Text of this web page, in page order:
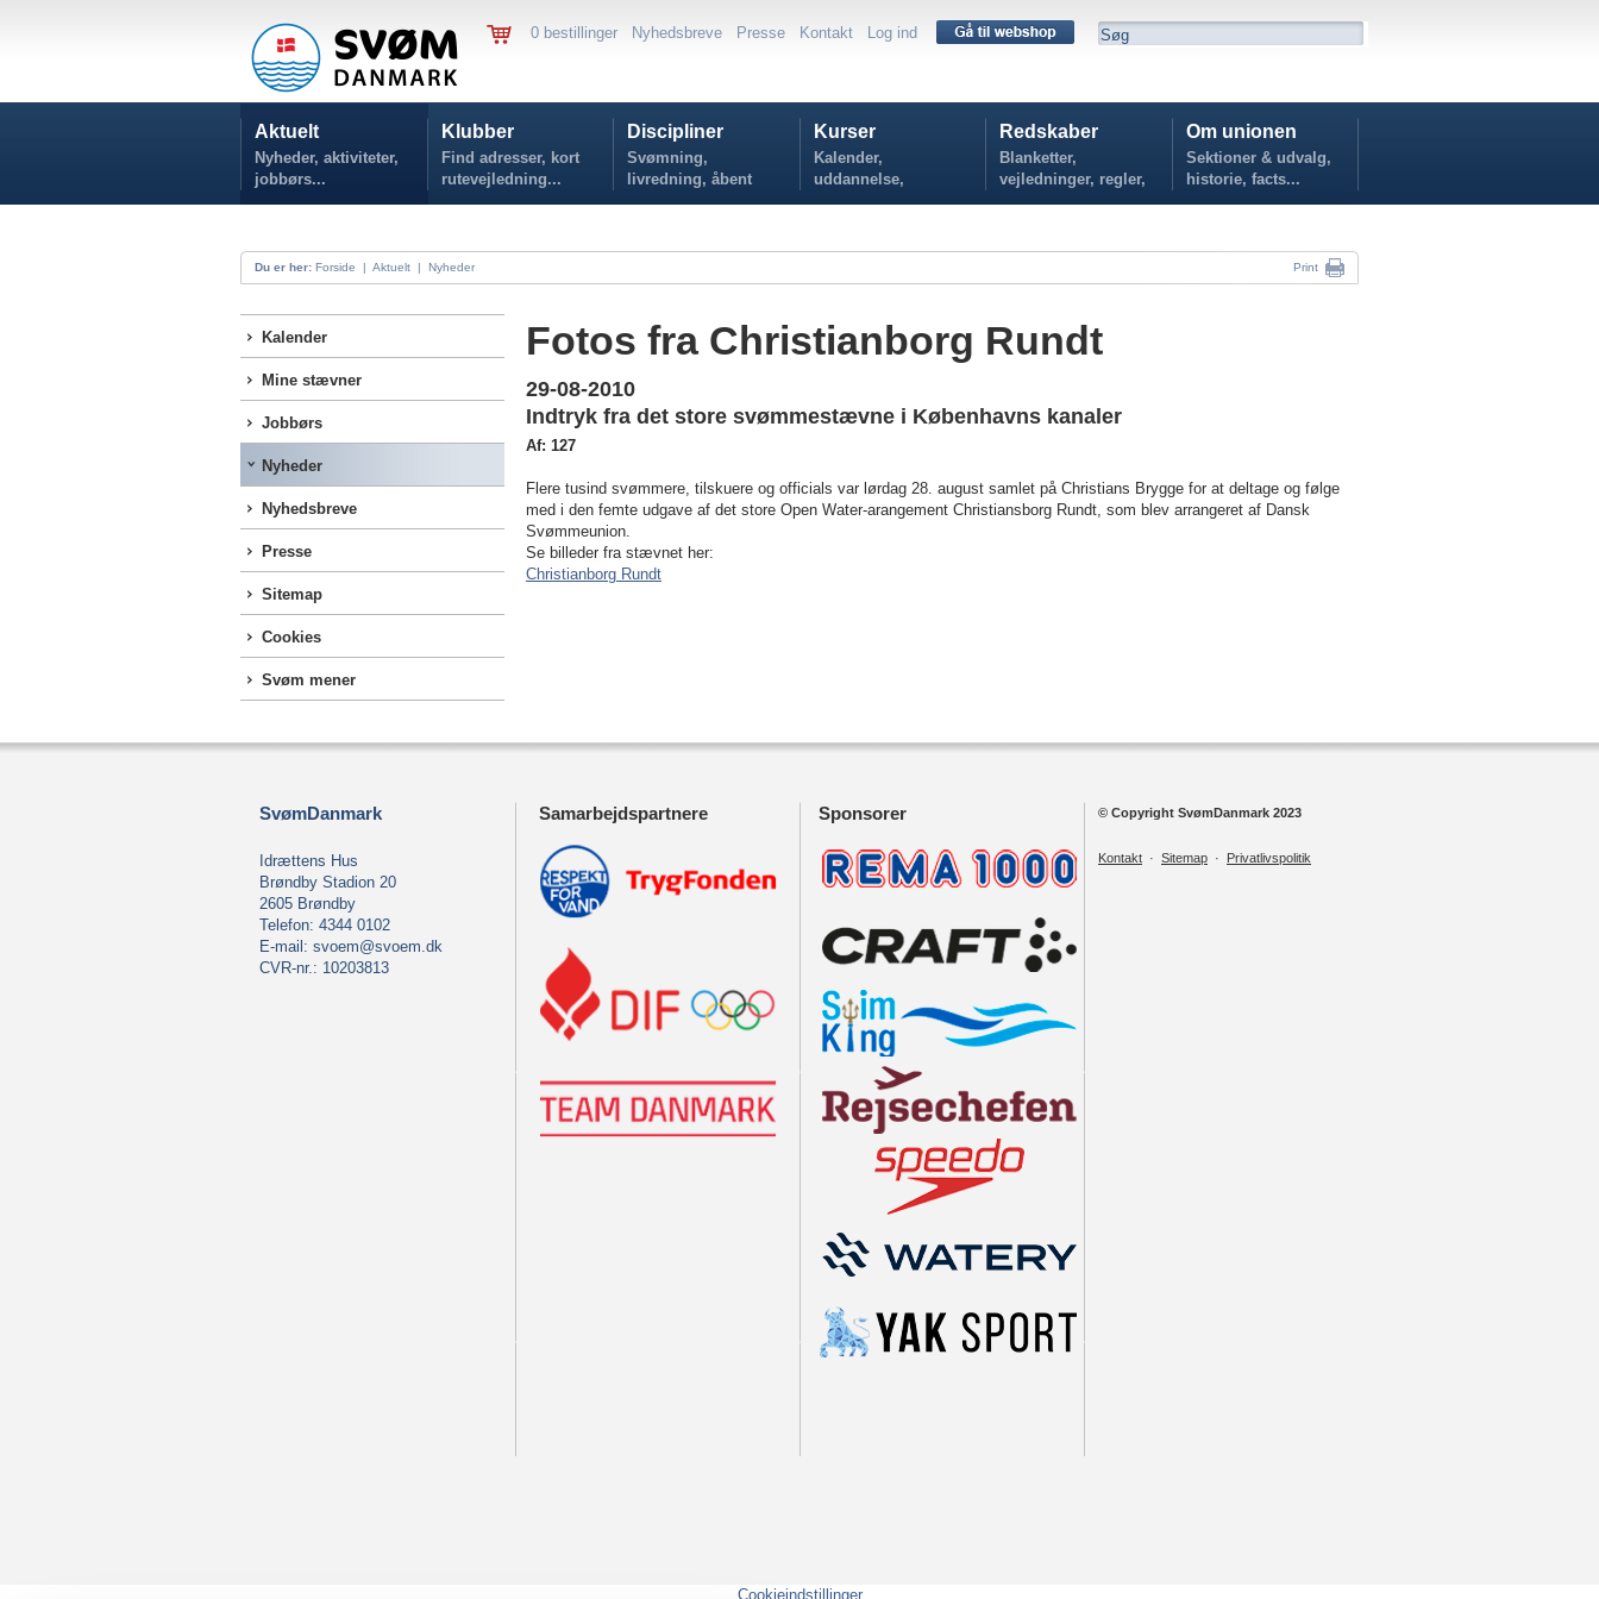
0 bestillinger Nyhedsbreve Presse Kontakt Log ind
Aktuelt
Nyheder, aktiviteter,
jobbørs...
Klubber
Find adresser, kort
rutevejledning...
Discipliner
Svømning,
livredning, åbent
vand...
Kurser
Kalender,
uddannelse,
tilmelding...
Redskaber
Blanketter,
vejledninger, regler,
politikker...
Om unionen
Sektioner & udvalg,
historie, facts...
Du er her: Forside | Aktuelt | Nyheder Print
Kalender
Mine stævner
Jobbørs
Nyheder
Nyhedsbreve
Presse
Sitemap
Cookies
Svøm mener
Fotos fra Christianborg Rundt
29-08-2010
Indtryk fra det store svømmestævne i Københavns kanaler
Af: 127
Flere tusind svømmere, tilskuere og officials var lørdag 28. august samlet på Christians Brygge for at deltage og følge
med i den femte udgave af det store Open Water-arangement Christiansborg Rundt, som blev arrangeret af Dansk
Svømmeunion.
Se billeder fra stævnet her:
Christianborg Rundt
SvømDanmark
Idrættens Hus
Brøndby Stadion 20
2605 Brøndby
Telefon: 4344 0102
E-mail: svoem@svoem.dk
CVR-nr.: 10203813
Samarbejdspartnere Sponsorer © Copyright SvømDanmark 2023
Kontakt · Sitemap · Privatlivspolitik
Cookieindstillinger